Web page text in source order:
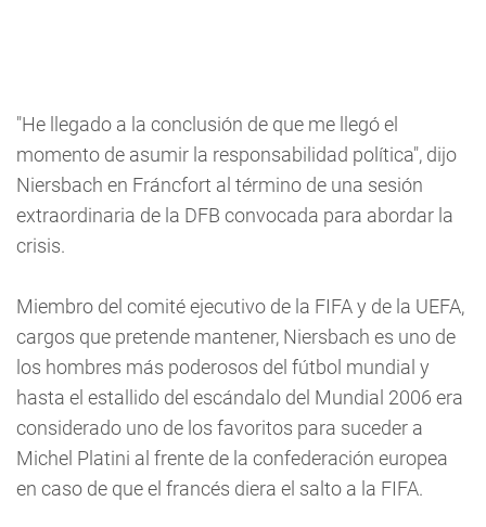
"He llegado a la conclusión de que me llegó el
momento de asumir la responsabilidad política", dijo
Niersbach en Fráncfort al término de una sesión
extraordinaria de la DFB convocada para abordar la
crisis.
Miembro del comité ejecutivo de la FIFA y de la UEFA,
cargos que pretende mantener, Niersbach es uno de
los hombres más poderosos del fútbol mundial y
hasta el estallido del escándalo del Mundial 2006 era
considerado uno de los favoritos para suceder a
Michel Platini al frente de la confederación europea
en caso de que el francés diera el salto a la FIFA.